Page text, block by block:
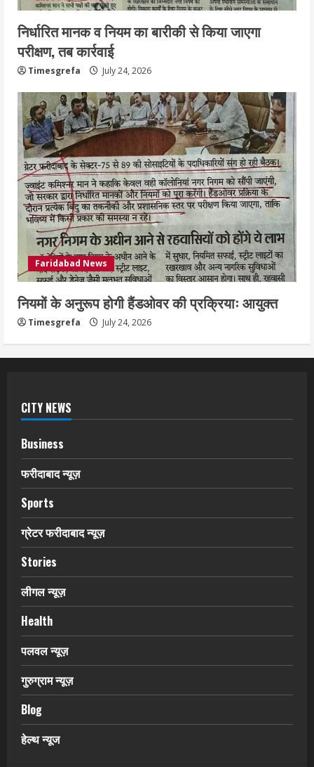
निर्धारित मानक व नियम का बारीकी से किया जाएगा
परीक्षण, तब कार्रवाई
Timesgrefa July 24, 2026
Faridabad News
नियमों के अनुरूप होगी हैंडओवर की प्रक्रियाः आयुक्त
Timesgrefa July 24, 2026
CITY NEWS
Business
फरीदाबाद न्यूज़
Sports
ग्रेटर फरीदाबाद न्यूज़
Stories
लीगल न्यूज़
Health
पलवल न्यूज़
गुरुग्राम न्यूज़
Blog
हेल्थ न्यूज